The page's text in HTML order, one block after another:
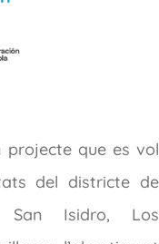
projecte que es vol
del districte de
San Isidro, Los